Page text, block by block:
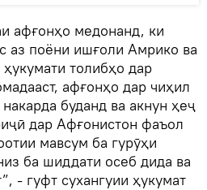
афғонҳо медонанд, ки
аз поёни ишғоли Амрико ва
толибҳо дар
афғонҳо дар чиҳил
буданд ва акнун ҳеҷ
дар Афғонистон фаъол
мавсум ба гурӯҳи
ба шиддати осеб дида ва
- гуфт сухангуии ҳукумат